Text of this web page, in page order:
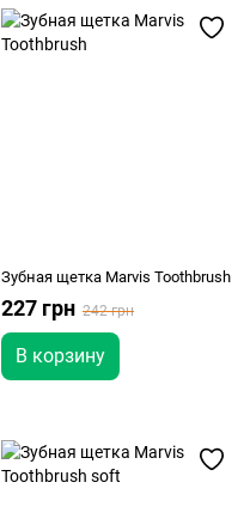
Зубная щетка Marvis Toothbrush
227 грн 242 грн
В корзину